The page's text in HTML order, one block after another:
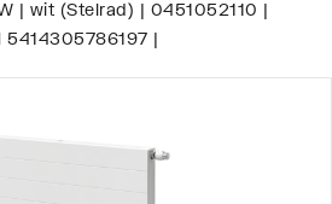
| wit (Stelrad) | 0451052110 |
|